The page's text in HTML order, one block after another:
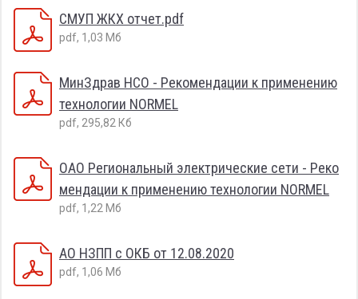
СМУП ЖКХ отчет.pdf
pdf, 1,03 Мб
МинЗдрав НСО - Рекомендации к применению
технологии NORMEL
pdf, 295,82 Кб
ОАО Региональный электрические сети - Реко
мендации к применению технологии NORMEL
pdf, 1,22 Мб
АО НЗПП с ОКБ от 12.08.2020
pdf, 1,06 Мб